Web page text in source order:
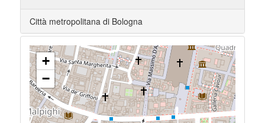
Città metropolitana di Bologna
+
−